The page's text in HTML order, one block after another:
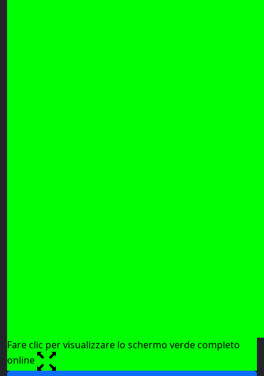
Fare clic per visualizzare lo schermo verde completo
online